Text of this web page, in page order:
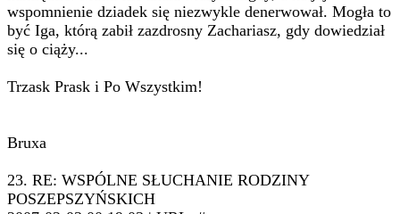
wspomnienie dziadek się niezwykle denerwował. Mogła to
być Iga, którą zabił zazdrosny Zachariasz, gdy dowiedział
się o ciąży...
Trzask Prask i Po Wszystkim!
Bruxa
23. RE: WSPÓLNE SŁUCHANIE RODZINY
POSZEPSZYŃSKICH